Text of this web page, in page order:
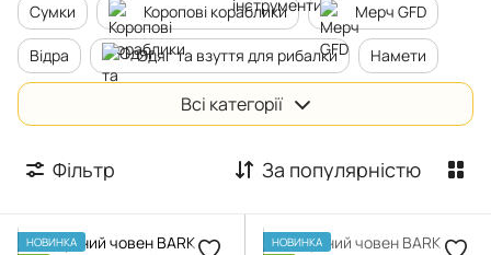
Сумки Коропові кораблики Мерч GFD
Відра Одяг та взуття для рибалки Намети
Садки Инвентарь для отдыха
Ліхтарі, резервне живлення Туристичні меблі
Камери для підводної риболовлі Човни
Всі категорії
Фільтр За популярністю
НОВИНКА
НОВИНКА